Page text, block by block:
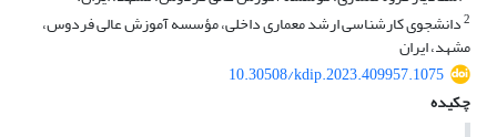
2دانشجوی کارشناسی ارشد معماری داخلی، مؤسسه آموزش عالی فردوس،
مشهد، ایران
10.30508/kdip.2023.409957.1075
چکیده